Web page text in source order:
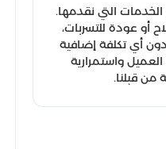
التي نقدمها.
أو عودة للتسربات،
أي تكلفة إضافية
واستمرارية
من قبلنا.